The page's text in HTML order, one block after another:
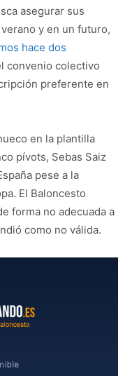
asegurar sus
y en un futuro,
hace dos
convenio colectivo
preferente en
en la plantilla
pívots, Sebas Saiz
pese a la
El Baloncesto
forma no adecuada a
como no válida.